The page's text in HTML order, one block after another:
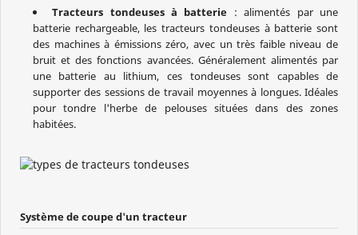
Tracteurs tondeuses à batterie : alimentés par une
batterie rechargeable, les tracteurs tondeuses à batterie sont
des machines à émissions zéro, avec un très faible niveau de
bruit et des fonctions avancées. Généralement alimentés par
une batterie au lithium, ces tondeuses sont capables de
supporter des sessions de travail moyennes à longues. Idéales
pour tondre l'herbe de pelouses situées dans des zones
habitées.
Système de coupe d'un tracteur